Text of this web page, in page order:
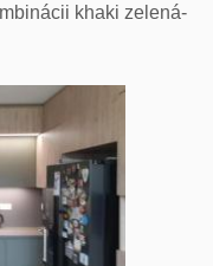
khaki zelená-